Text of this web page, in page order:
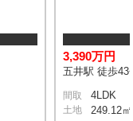
3,390万円
五井駅 徒歩43
間取 4LDK
土地 249.12㎡